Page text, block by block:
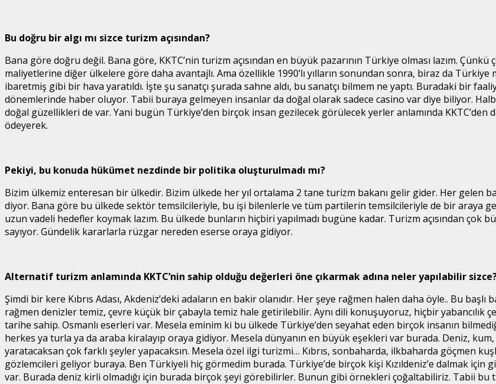
Bu doğru bir algı mı sizce turizm açısından?
Bana göre doğru değil. Bana göre, KKTC’nin turizm açısından en büyük pazarının Türkiye olması lazım. Çünkü
maliyetlerine diğer ülkelere göre daha avantajlı. Ama özellikle 1990’lı yılların sonundan sonra, biraz da Türkiye
ibaretmiş gibi bir hava yaratıldı. İşte şu sanatçı şurada sahne aldı, bu sanatçı bilmem ne yaptı. Buradaki bir
dönemlerinde haber oluyor. Tabii buraya gelmeyen insanlar da doğal olarak sadece casino var diye biliyor.
doğal güzellikleri de var. Yani bugün Türkiye’den birçok insan gezilecek görülecek yerler anlamında
ödeyerek.
Pekiyi, bu konuda hükümet nezdinde bir politika oluşturulmadı mı?
Bizim ülkemiz enteresan bir ülkedir. Bizim ülkede her yıl ortalama 2 tane turizm bakanı gelir gider. Her gelen
diyor. Bana göre bu ülkede sektör temsilcileriyle, bu işi bilenlerle ve tüm partilerin temsilcileriyle de bir araya
uzun vadeli hedefler koymak lazım. Bu ülkede bunların hiçbiri yapılmadı bugüne kadar. Turizm açısından
sayıyor. Gündelik kararlarla rüzgar nereden eserse oraya gidiyor.
Alternatif turizm anlamında KKTC’nin sahip olduğu değerleri öne çıkarmak adına neler yapılabilir
Şimdi bir kere Kıbrıs Adası, Akdeniz’deki adaların en bakir olanıdır. Her şeye rağmen halen daha öyle.. Bu
rağmen denizler temiz, çevre küçük bir çabayla temiz hale getirilebilir. Aynı dili konuşuyoruz, hiçbir yabancılık
tarihe sahip. Osmanlı eserleri var. Mesela eminim ki bu ülkede Türkiye’den seyahat eden birçok insanın
herkes ya turla ya da araba kiralayıp oraya gidiyor. Mesela dünyanın en büyük eşekleri var burada. Deniz,
yaratacaksan çok farklı şeyler yapacaksın. Mesela özel ilgi turizmi… Kıbrıs, sonbaharda, ilkbaharda göçmen
gözlemcileri geliyor buraya. Ben Türkiyeli hiç görmedim burada. Türkiye’de birçok kişi Kızıldeniz’e dalmak
var. Burada deniz kirli olmadığı için burada birçok şeyi görebilirler. Bunun gibi örnekleri çoğaltabiliriz. Tabii